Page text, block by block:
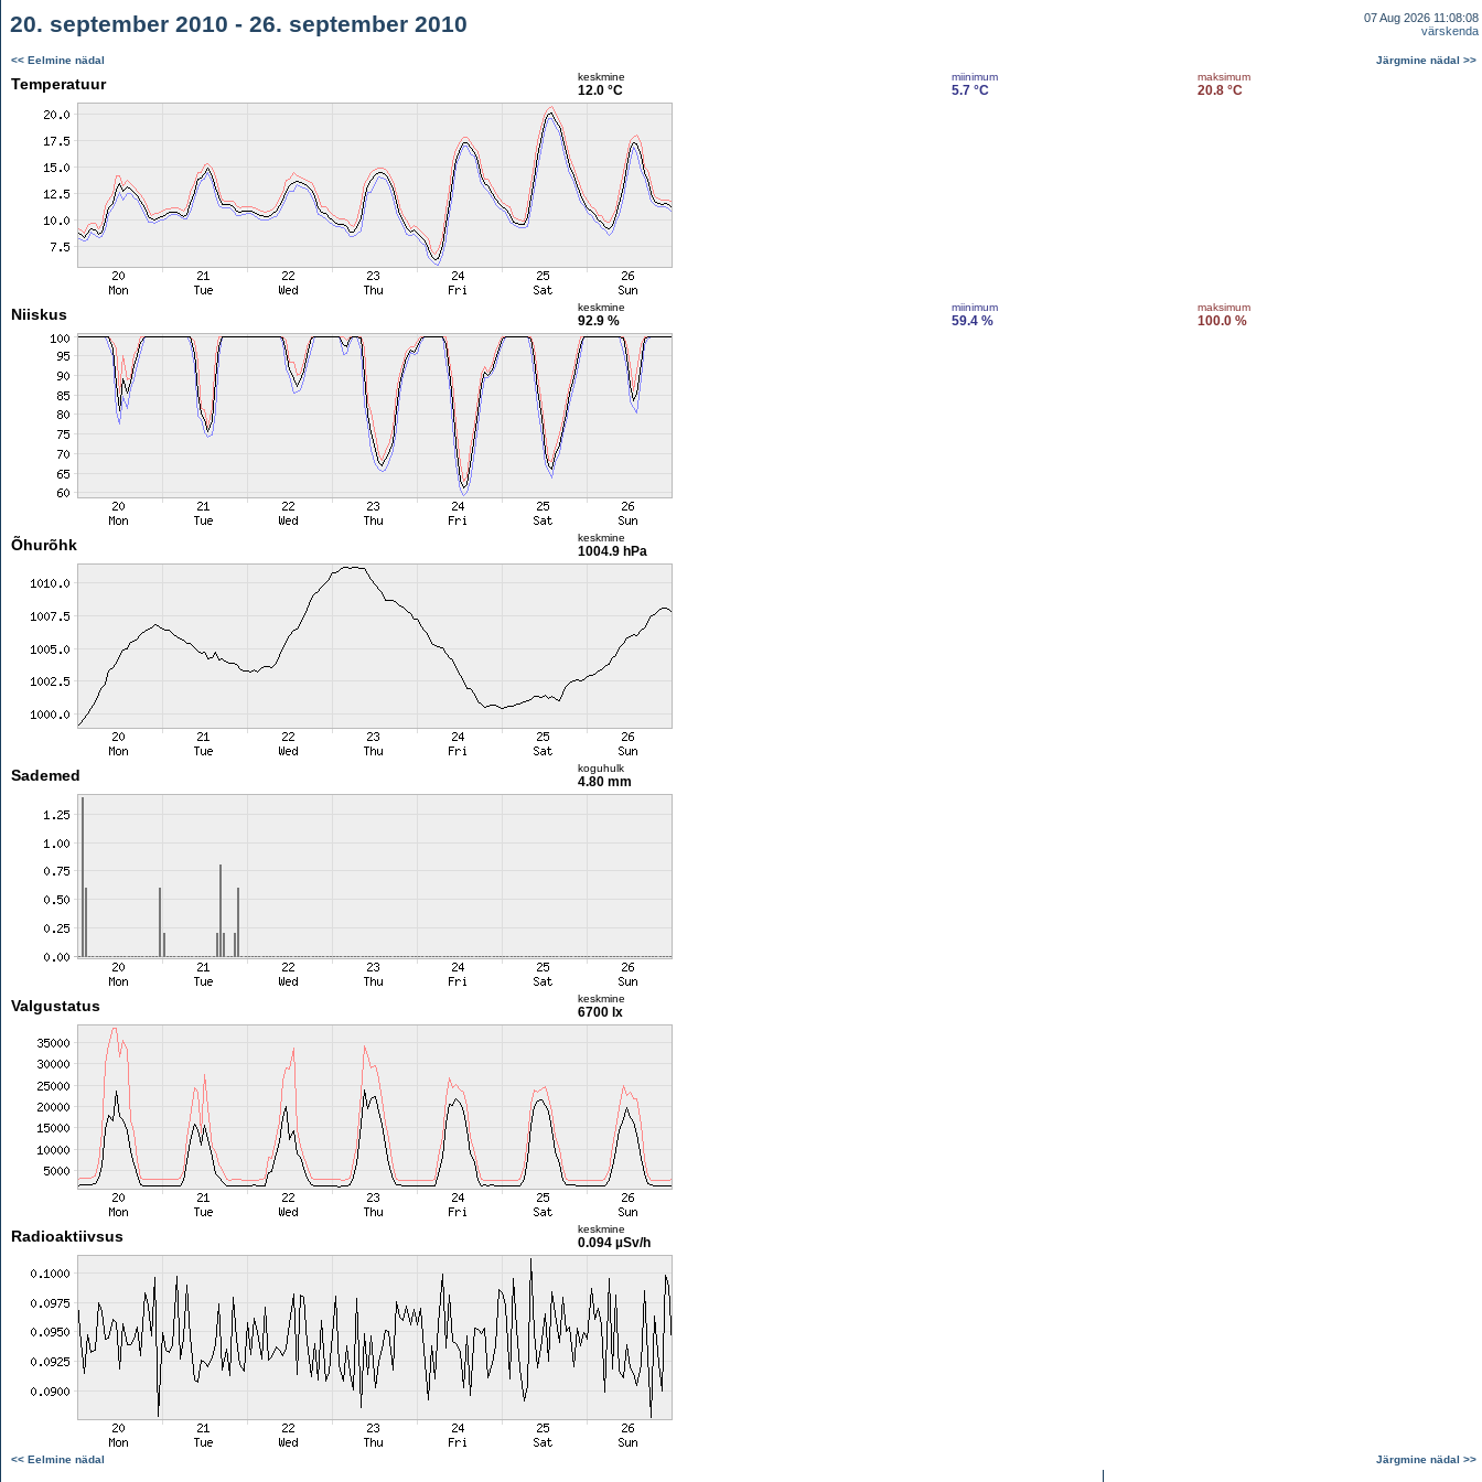
20. september 2010 - 26. september 2010
07 Aug 2026 11:08:08
värskenda
<< Eelmine nädal Järgmine nädal >>
Temperatuur keskmine
12.0 °C
miinimum
5.7 °C
maksimum
20.8 °C
Niiskus keskmine
92.9 %
miinimum
59.4 %
maksimum
100.0 %
Õhurõhk keskmine
1004.9 hPa
Sademed koguhulk
4.80 mm
Valgustatus keskmine
6700 lx
Radioaktiivsus keskmine
0.094 µSv/h
<< Eelmine nädal Järgmine nädal >>